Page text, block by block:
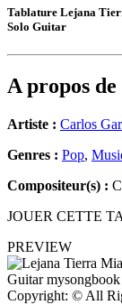
Tablature Lejana
Solo Guitar
A propos de
Artiste : Carlos
Genres : Pop,
Compositeur(s) :
JOUER CETTE
PREVIEW
Copyright: © All